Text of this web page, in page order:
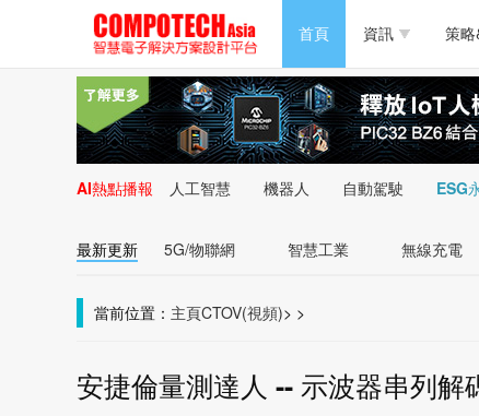
首頁 資訊
半導體/零組件
PC/周邊
新能源
策
PC/周邊
新能源
AI熱點播報 人工智慧 機器人 自動駕駛 ESG
最新更新 5G/物聯網 智慧工業 無線充電
當前位置： 主頁 >
CTOV(視頻) >
安捷倫量測達人 -- 示波器串列解